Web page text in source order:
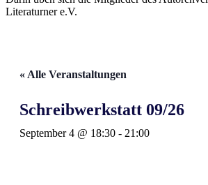
Literaturner e.V.
« Alle Veranstaltungen
Schreibwerkstatt 09/26
September 4 @ 18:30 - 21:00